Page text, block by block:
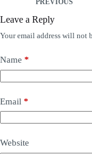
Leave a Reply
Your email address will not
Name *
Email *
Website